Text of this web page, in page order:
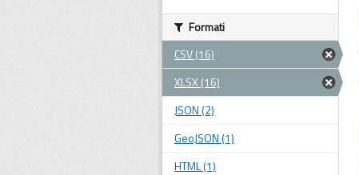
Formati
CSV (16)
XLSX (16)
JSON (2)
GeoJSON (1)
HTML (1)